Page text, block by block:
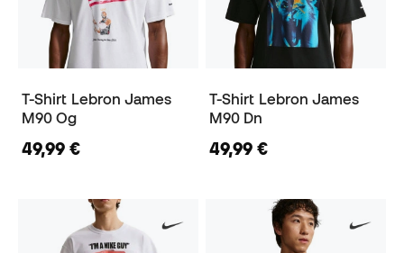
T-Shirt Lebron James
M90 Og
49,99 €
T-Shirt Lebron James
M90 Dn
49,99 €